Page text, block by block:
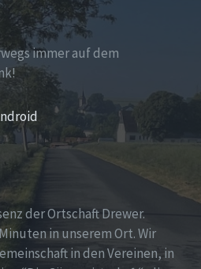
immer auf dem
der Ortschaft Drewer.
in unserem Ort. Wir
in den Vereinen, in